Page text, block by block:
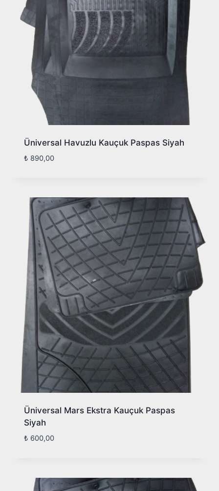
Üniversal Havuzlu Kauçuk Paspas Siyah
₺ 890,00
Üniversal Mars Ekstra Kauçuk Paspas
Siyah
₺ 600,00